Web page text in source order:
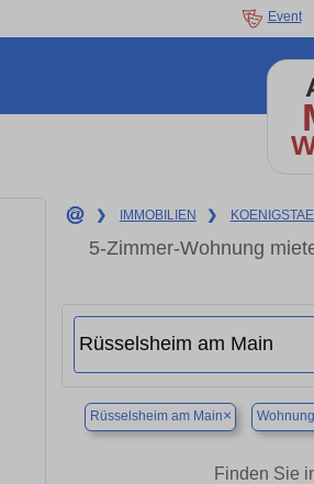
Event
❯ IMMOBILIEN ❯
5-Zimmer-Wohnung
Rüsselsheim am Main×
Finden Sie